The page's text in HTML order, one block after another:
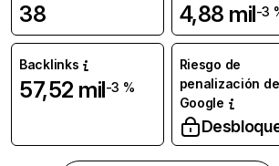
38 4,88 mil-3
Backlinks
57,52 mil-3 %
Riesgo de
penalización de
Google